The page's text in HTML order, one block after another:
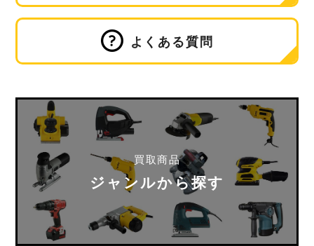
よくある質問
買取商品
ジャンルから探す